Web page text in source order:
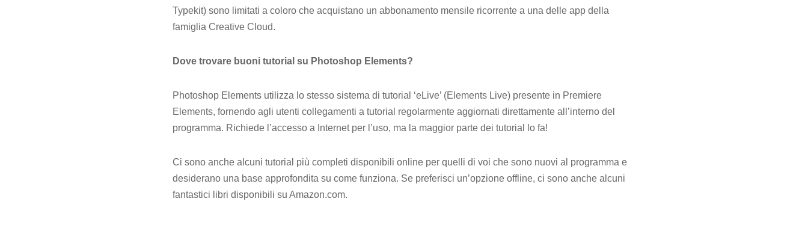
Typekit) sono limitati a coloro che acquistano un abbonamento mensile ricorrente a una delle app della
famiglia Creative Cloud.
Dove trovare buoni tutorial su Photoshop Elements?
Photoshop Elements utilizza lo stesso sistema di tutorial ‘eLive’ (Elements Live) presente in Premiere
Elements, fornendo agli utenti collegamenti a tutorial regolarmente aggiornati direttamente all’interno del
programma. Richiede l’accesso a Internet per l’uso, ma la maggior parte dei tutorial lo fa!
Ci sono anche alcuni tutorial più completi disponibili online per quelli di voi che sono nuovi al programma e
desiderano una base approfondita su come funziona. Se preferisci un’opzione offline, ci sono anche alcuni
fantastici libri disponibili su Amazon.com.